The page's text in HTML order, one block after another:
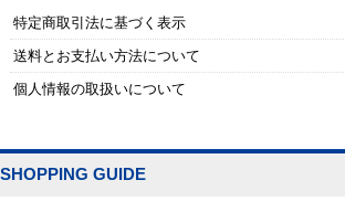
特定商取引法に基づく表示
送料とお支払い方法について
個人情報の取扱いについて
SHOPPING GUIDE